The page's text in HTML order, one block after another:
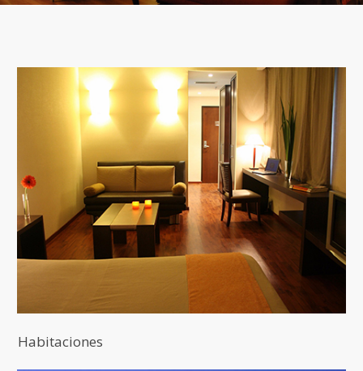
Habitaciones